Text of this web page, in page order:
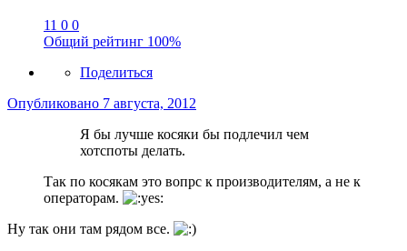
11 0 0
Общий рейтинг 100%
Поделиться
Опубликовано 7 августа, 2012
Я бы лучше косяки бы подлечил чем
хотспоты делать.
Так по косякам это вопрс к производителям, а не к
операторам.
Ну так они там рядом все.